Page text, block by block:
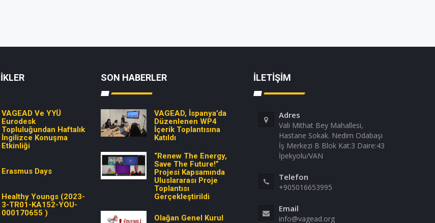
VAGEAD Ve YYÜ
Eurodesk
Topluluğundan Haftalık
İngilizce Konuşma
Etkinliği
Erasmus Days
Healthy Youngs (2023-
3-TR01-KA152-YOU-
000170655 )
SON HABERLER
VAGEAD, İspanya’da
Düzenlenen WP4
İçerik Toplantısına
Katıldı
“Renew The Energy,
Save The Future!”
Projesi Kapsamında
Uluslararası Proje
Toplantısı
Gerçekleştirildi
Olağan Genel Kurul
İLETIŞIM
Adres
Vali Mithat Bey Mahallesi,
Hastane Sokak. Nedim Odabaşı
İş Merkezi B Blok Kat:3 Daire:43
İpekyolu/VAN
Telefon
+905016653995
Email
info@vagead.org